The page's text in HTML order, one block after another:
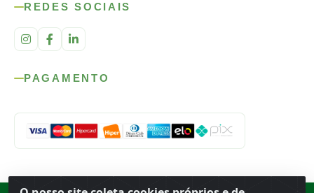
REDES SOCIAIS
PAGAMENTO